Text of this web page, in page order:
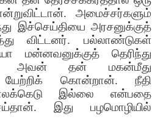
அமைச்சர்களும்
இச்செய்தியை அரசனுக்குத்
விட்டனர். பல்லாண்டுகள்
மன்னவனுக்குத் தெரிந்து
அவன் தன் மகன்மீது
யேற்றிக் கொன்றான். நீதி
இல்லை என்பதை
இது பழமொழியில்